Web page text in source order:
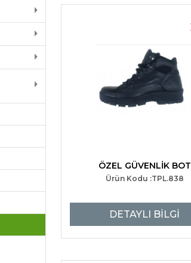
ÖZEL GÜVENLİK BOT
Ürün Kodu :TPL.838
DETAYLI BİLGİ